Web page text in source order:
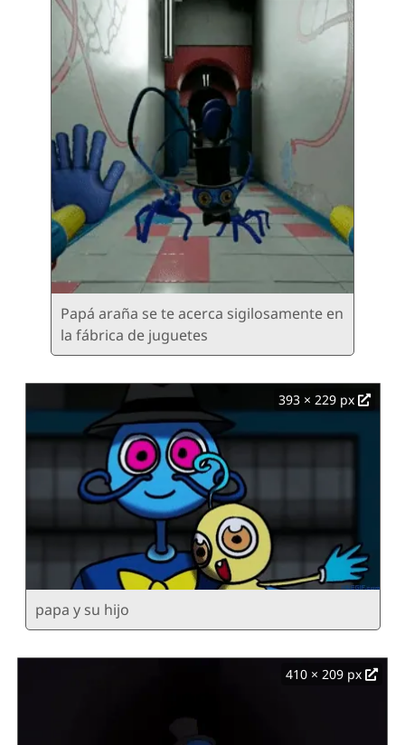
Papá araña se te acerca sigilosamente en
la fábrica de juguetes
393 × 229 px
papa y su hijo
410 × 209 px